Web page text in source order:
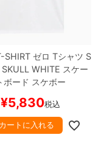
SHIRTゼロ Tシャツ S
WHITE スケー
ボード スケボー
¥5,830税込
カートに入れる